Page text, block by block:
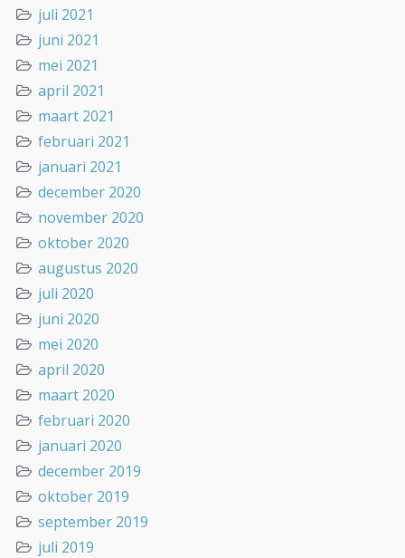
juli 2021
juni 2021
mei 2021
april 2021
maart 2021
februari 2021
januari 2021
december 2020
november 2020
oktober 2020
augustus 2020
juli 2020
juni 2020
mei 2020
april 2020
maart 2020
februari 2020
januari 2020
december 2019
oktober 2019
september 2019
juli 2019